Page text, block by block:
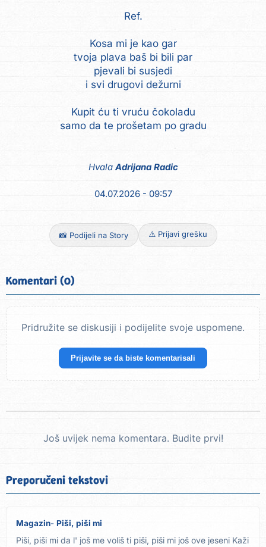
Ref.
Kosa mi je kao gar
tvoja plava baš bi bili par
pjevali bi susjedi
i svi drugovi dežurni
Kupit ću ti vruću čokoladu
samo da te prošetam po gradu
HvalaAdrijana Radic
04.07.2026 - 09:57
📸 Podijeli na Story ⚠️ Prijavi grešku
Komentari (0)
Pridružite se diskusiji i podijelite svoje uspomene.
Prijavite se da biste komentarisali
Još uvijek nema komentara. Budite prvi!
Preporučeni tekstovi
Magazin Piši, piši mi
Piši, piši mi da l' još me voliš ti piši, piši mi još ove jeseni Kaži